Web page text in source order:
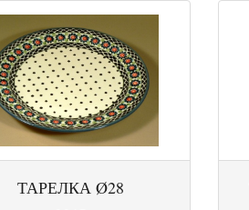
ТАРЕЛКА Ø28